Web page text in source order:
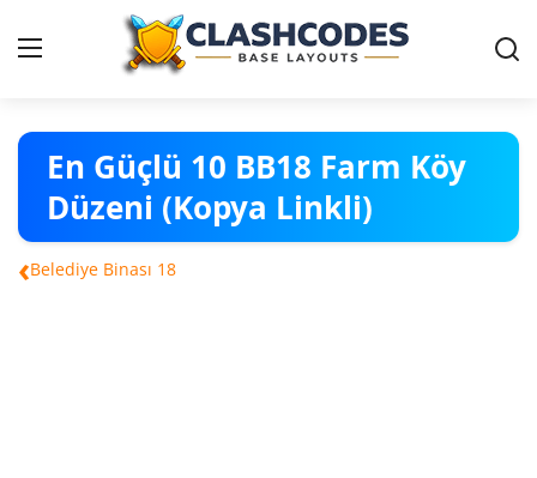
Köy Düzenleri
Türkçe
En Güçlü 10 BB18 Farm Köy
Düzeni (Kopya Linkli)
‹Belediye Binası 18